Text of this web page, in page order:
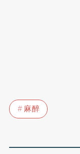
麻醉